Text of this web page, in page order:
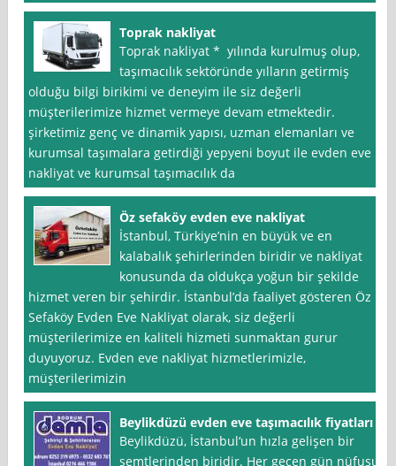
Toprak nakliyat
Toprak nakliyat * yılında kurulmuş olup,
taşımacılık sektöründe yılların getirmiş
olduğu bilgi birikimi ve deneyim ile siz değerli
müşterilerimize hizmet vermeye devam etmektedir.
şirketimiz genç ve dinamik yapısı, uzman elemanları ve
kurumsal taşımalara getirdiği yepyeni boyut ile evden eve
nakliyat ve kurumsal taşımacılık da
Öz sefaköy evden eve nakliyat
İstanbul, Türkiye’nin en büyük ve en
kalabalık şehirlerinden biridir ve nakliyat
konusunda da oldukça yoğun bir şekilde
hizmet veren bir şehirdir. İstanbul’da faaliyet gösteren Öz
Sefaköy Evden Eve Nakliyat olarak, siz değerli
müşterilerimize en kaliteli hizmeti sunmaktan gurur
duyuyoruz. Evden eve nakliyat hizmetlerimizle,
müşterilerimizin
Beylikdüzü evden eve taşımacılık fiyatları
Beylikdüzü, İstanbul‘un hızla gelişen bir
semtlerinden biridir. Her geçen gün nüfusu